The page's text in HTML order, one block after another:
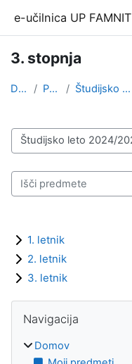
e-učilnica UP FAMNIT
3. stopnja
Domov Predmeti Študijsko leto 2024/2025
Kategorije predmetov
Išči predmete
1. letnik
2. letnik
3. letnik
Bloki
Navigacija
Domov